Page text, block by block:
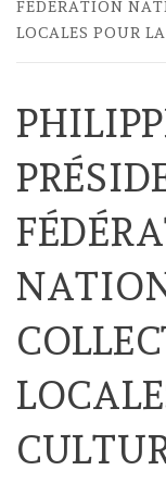
FÉDÉRATION
LOCALES POUR